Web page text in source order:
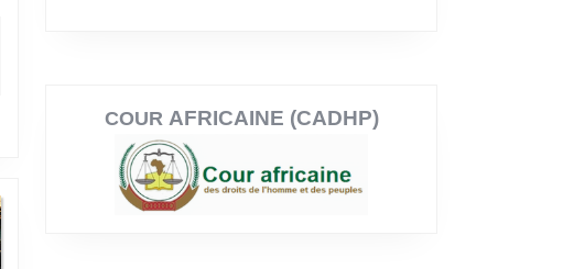
COUR AFRICAINE (CADHP)